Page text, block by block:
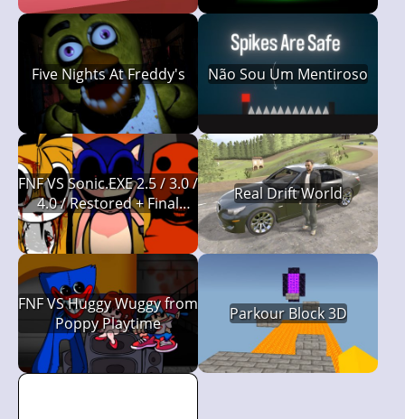
Five Nights At Freddy's Não Sou Um Mentiroso
FNF VS Sonic.EXE 2.5 / 3.0 /
4.0 / Restored + Final
Escape
Real Drift World
FNF VS Huggy Wuggy from
Poppy Playtime
Parkour Block 3D